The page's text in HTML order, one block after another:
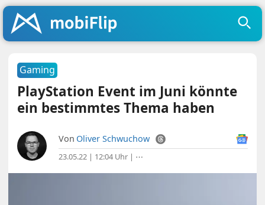
Gaming
PlayStation Event im Juni könnte
ein bestimmtes Thema haben
Von Oliver Schwuchow
23.05.22 | 12:04 Uhr | ⋯